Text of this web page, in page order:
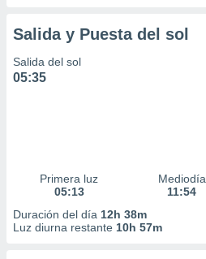
Salida y Puesta del sol
Salida del sol
05:35
Primera luz
05:13
Mediodía
11:54
Duración del día 12h 38m
Luz diurna restante 10h 57m